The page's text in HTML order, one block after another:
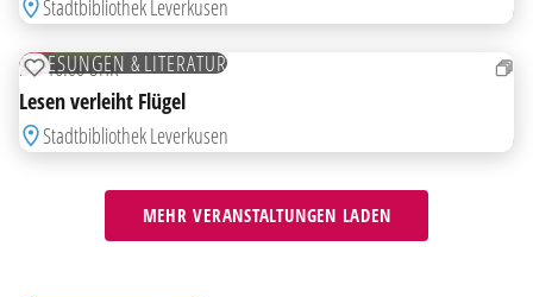
Stadtbibliothek Leverkusen
10
LESUNGEN & LITERATUR
ZUR MERKLISTE HINZUFÜGEN
DO16:00 UHR
Lesen verleiht Flügel
Stadtbibliothek Leverkusen
MEHR VERANSTALTUNGEN LADEN